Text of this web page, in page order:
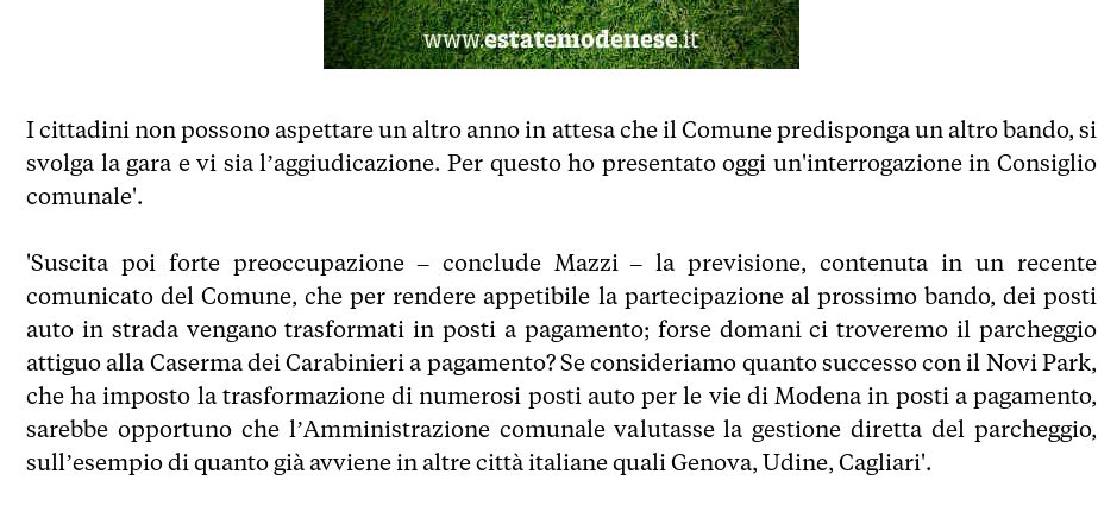
I cittadini non possono aspettare un altro anno in attesa che il Comune predisponga un altro bando, si
svolga la gara e vi sia l’aggiudicazione. Per questo ho presentato oggi un'interrogazione in Consiglio
comunale'.
'Suscita poi forte preoccupazione – conclude Mazzi – la previsione, contenuta in un recente
comunicato del Comune, che per rendere appetibile la partecipazione al prossimo bando, dei posti
auto in strada vengano trasformati in posti a pagamento; forse domani ci troveremo il parcheggio
attiguo alla Caserma dei Carabinieri a pagamento? Se consideriamo quanto successo con il Novi Park,
che ha imposto la trasformazione di numerosi posti auto per le vie di Modena in posti a pagamento,
sarebbe opportuno che l’Amministrazione comunale valutasse la gestione diretta del parcheggio,
sull’esempio di quanto già avviene in altre città italiane quali Genova, Udine, Cagliari'.